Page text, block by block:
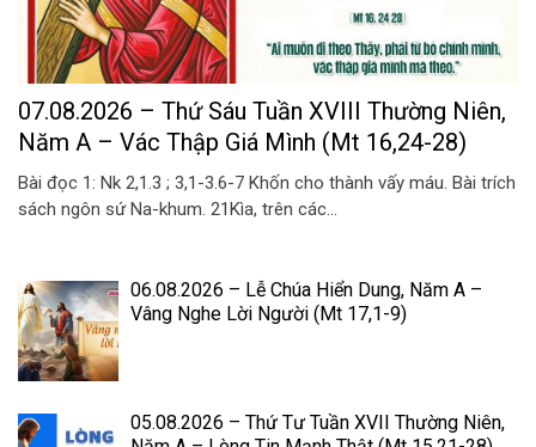
07.08.2026 – Thứ Sáu Tuần XVIII Thường Niên,
Năm A – Vác Thập Giá Mình (Mt 16,24-28)
Bài đọc 1: Nk 2,1.3 ; 3,1-3.6-7 Khốn cho thành vấy máu. Bài trích
sách ngôn sứ Na-khum. 21Kìa, trên các...
06.08.2026 – Lễ Chúa Hiển Dung, Năm A –
Vâng Nghe Lời Người (Mt 17,1-9)
05.08.2026 – Thứ Tư Tuần XVII Thường Niên,